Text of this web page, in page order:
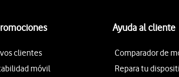
clientes
móvil
Ayuda al cliente
Comparador de
Repara tu